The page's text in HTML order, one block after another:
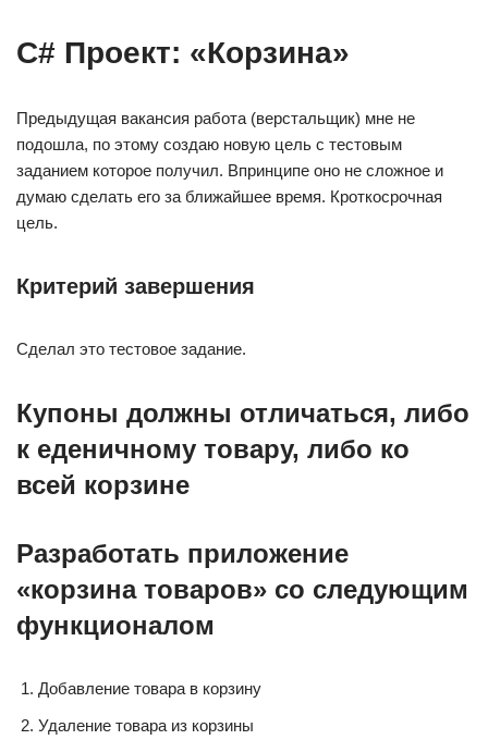
C# Проект: «Корзина»
Предыдущая вакансия работа (верстальщик) мне не
подошла, по этому создаю новую цель с тестовым
заданием которое получил. Впринципе оно не сложное и
думаю сделать его за ближайшее время. Кроткосрочная
цель.
Критерий завершения
Сделал это тестовое задание.
Купоны должны отличаться, либо
к еденичному товару, либо ко
всей корзине
Разработать приложение
«корзина товаров» со следующим
функционалом
Добавление товара в корзину
Удаление товара из корзины